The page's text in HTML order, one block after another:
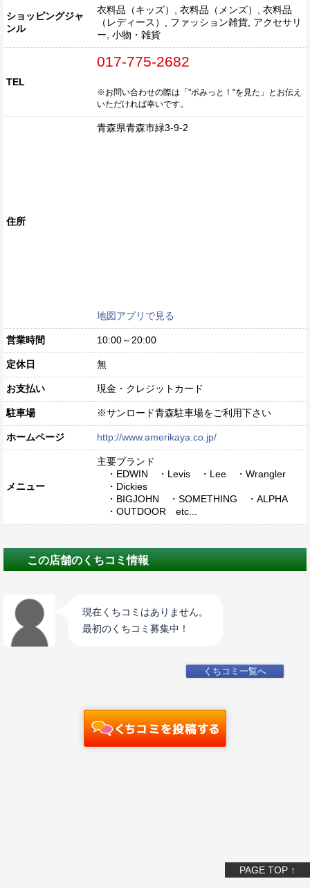
ショッピングジャ
ンル
衣料品（キッズ）, 衣料品（メンズ）, 衣料品
（レディース）, ファッション雑貨, アクセサリ
ー, 小物・雑貨
TEL
017-775-2682
※お問い合わせの際は「"ポみっと！"を見た」とお伝え
いただければ幸いです。
住所
青森県青森市緑3-9-2
地図アプリで見る
営業時間 10:00～20:00
定休日 無
お支払い 現金・クレジットカード
駐車場 ※サンロード青森駐車場をご利用下さい
ホームページ http://www.amerikaya.co.jp/
メニュー
主要ブランド
・EDWIN ・Levis ・Lee ・Wrangler
・Dickies
・BIGJOHN ・SOMETHING ・ALPHA
・OUTDOOR etc...
この店舗のくちコミ情報
現在くちコミはありません。
最初のくちコミ募集中！
くちコミ一覧へ
PAGE TOP ↑